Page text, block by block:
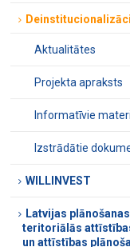
Aktualitātes
Projekta apraksts
Informatīvie
Izstrādātie
WILLINVEST
Latvijas
teritoriālās
un attīstības